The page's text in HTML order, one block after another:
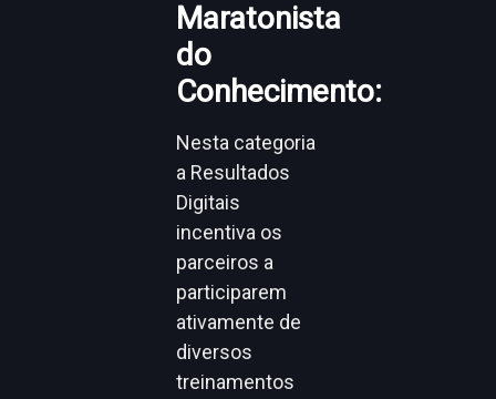
Maratonista
do
Conhecimento:
Nesta categoria
a Resultados
Digitais
incentiva os
parceiros a
participarem
ativamente de
diversos
treinamentos